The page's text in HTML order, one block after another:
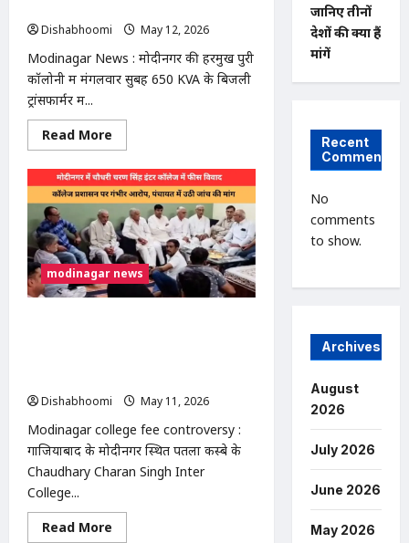
एग्जाम
Dishabhoomi
May 12, 2026
Modinagar News : मोदीनगर की हरमुख पुरी
कॉलोनी में मंगलवार सुबह 650 KVA के बिजली
ट्रांसफार्मर में...
Read More
more
Modinagar
News
:
मोदीनगर
में
बिजली
ट्रांसफार्मर
में
भीषण
आग:
तीन
काबू
modinagar news
Dishabhoomi
May 11, 2026
Modinagar college fee controversy :
गाजियाबाद के मोदीनगर स्थित पतला कस्बे के
Chaudhary Charan Singh Inter
College...
Read More
more
जानिए तीनों
देशों की क्या हैं
मांगें
Recent
Comments
No
comments
to show.
Archives
August
2026
July 2026
June 2026
May 2026